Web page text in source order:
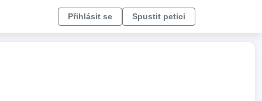
Přihlásit se Spustit petici